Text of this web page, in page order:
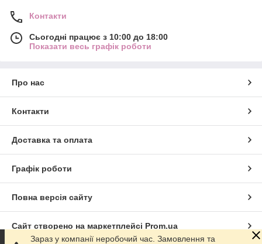
Контакти
Сьогодні працює з 10:00 до 18:00
Показати весь графік роботи
Про нас
Контакти
Доставка та оплата
Графік роботи
Повна версія сайту
Сайт створено на маркетплейсі Prom.ua
Зараз у компанії неробочий час. Замовлення та